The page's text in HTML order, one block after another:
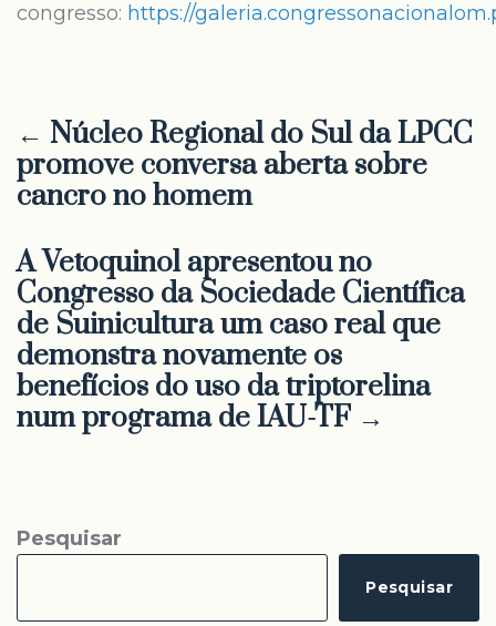
congresso: https://
← Núcleo Regional do Sul da LPCC
promove conversa aberta sobre
cancro no homem
A Vetoquinol apresentou no
Congresso da Sociedade Científica
de Suinicultura um caso real que
demonstra novamente os
benefícios do uso da triptorelina
num programa de IAU-TF →
Pesquisar
Pesquisar